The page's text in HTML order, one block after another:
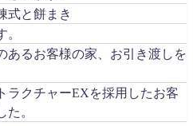
式と餅まき
あるお客様の家、お引き渡しを
ラクチャーEXを採用したお客
た。